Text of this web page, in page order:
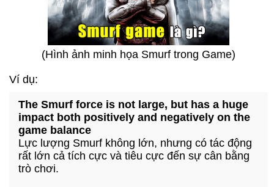
(Hình ảnh minh họa Smurf trong Game)
Ví dụ:
The Smurf force is not large, but has a huge
impact both positively and negatively on the
game balance
Lực lượng Smurf không lớn, nhưng có tác động
rất lớn cả tích cực và tiêu cực đến sự cân bằng
trò chơi.